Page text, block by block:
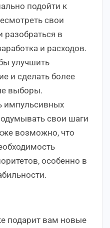
подойти к
свои
разобраться в
и расходов.
улучшить
и сделать более
выборы.
импульсивных
свои шаги
возможно, что
особенно в
подарит вам новые